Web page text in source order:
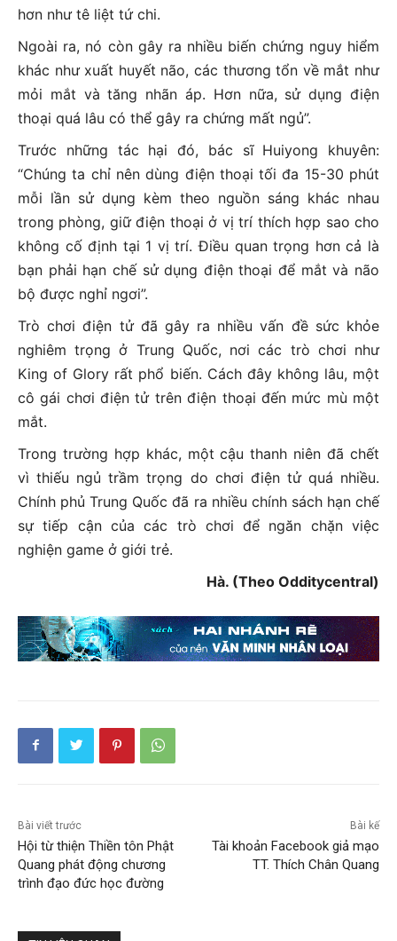
hơn như tê liệt tứ chi.
Ngoài ra, nó còn gây ra nhiều biến chứng nguy hiểm
khác như xuất huyết não, các thương tổn về mắt như
mỏi mắt và tăng nhãn áp. Hơn nữa, sử dụng điện
thoại quá lâu có thể gây ra chứng mất ngủ”.
Trước những tác hại đó, bác sĩ Huiyong khuyên:
“Chúng ta chỉ nên dùng điện thoại tối đa 15-30 phút
mỗi lần sử dụng kèm theo nguồn sáng khác nhau
trong phòng, giữ điện thoại ở vị trí thích hợp sao cho
không cố định tại 1 vị trí. Điều quan trọng hơn cả là
bạn phải hạn chế sử dụng điện thoại để mắt và não
bộ được nghỉ ngơi”.
Trò chơi điện tử đã gây ra nhiều vấn đề sức khỏe
nghiêm trọng ở Trung Quốc, nơi các trò chơi như
King of Glory rất phổ biến. Cách đây không lâu, một
cô gái chơi điện tử trên điện thoại đến mức mù một
mắt.
Trong trường hợp khác, một cậu thanh niên đã chết
vì thiếu ngủ trầm trọng do chơi điện tử quá nhiều.
Chính phủ Trung Quốc đã ra nhiều chính sách hạn chế
sự tiếp cận của các trò chơi để ngăn chặn việc
nghiện game ở giới trẻ.
Hà. (Theo Odditycentral)
Bài viết trước
Hội từ thiện Thiền tôn Phật
Quang phát động chương
trình đạo đức học đường
Bài kế
Tài khoản Facebook giả mạo
TT. Thích Chân Quang